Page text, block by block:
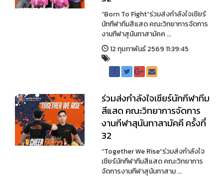
“Born To Fight”ร่วมส่งกำลังใจเชียร์
นักกีฬาทีมสีแสด คณะวิทยาการจัดการ
งานกีฬาสุนันทาสามัคค ...
12 กุมภาพันธ์ 2569 11:39:45
ร่วมส่งกำลังใจเชียร์นักกีฬาทีม
สีแสด คณะวิทยาการจัดการ
งานกีฬาสุนันทาสามัคคี ครั้งที่
32
“Together We Rise”ร่วมส่งกำลังใจ
เชียร์นักกีฬาทีมสีแสด คณะวิทยาการ
จัดการงานกีฬาสุนันทาสาม ...